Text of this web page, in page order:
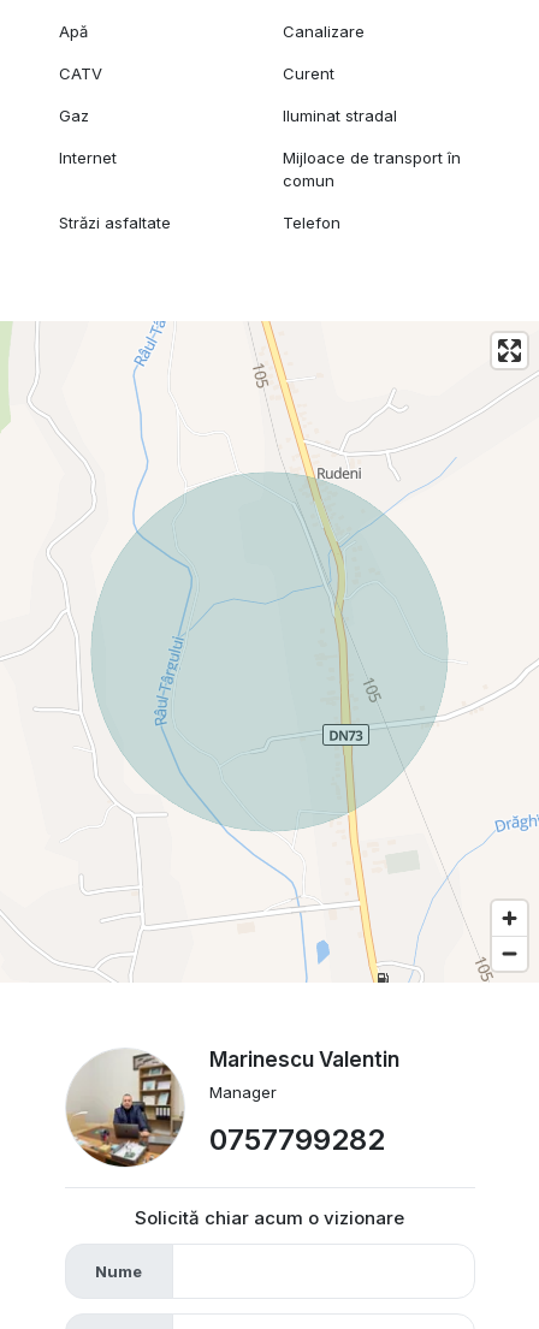
Apă Canalizare
CATV Curent
Gaz Iluminat stradal
Internet
Mijloace de transport în
comun
Străzi asfaltate Telefon
Marinescu Valentin
Manager
0757799282
Solicită chiar acum o vizionare
Nume